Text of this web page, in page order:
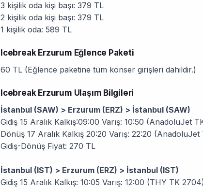
3 kişilik oda kişi başı: 379 TL
2 kişilik oda kişi başı: 379 TL
1 kişilik oda: 589 TL
Icebreak Erzurum Eğlence Paketi
60 TL (Eğlence paketine tüm konser girişleri dahildir.)
Icebreak Erzurum Ulaşım Bilgileri
İstanbul (SAW) > Erzurum (ERZ) > İstanbul (SAW)
Gidiş 15 Aralık Kalkış:09:00 Varış: 10:50 (AnadoluJet
Dönüş 17 Aralık Kalkış 20:20 Varış: 22:20
Gidiş-Dönüş Fiyat: 270 TL
İstanbul (IST) > Erzurum (ERZ) > İstanbul (IST)
Gidiş 15 Aralık Kalkış: 10:05 Varış: 12:00 (THY TK